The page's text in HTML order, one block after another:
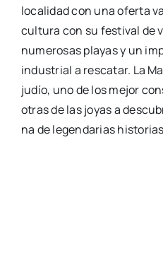
loca­li­dad con una ofer­ta
cul­tu­ra con su fes­ti­val de
nume­ro­sas pla­yas y un
indus­trial a res­ca­tar. La
judío, uno de los mejor
otras de las joyas a
na de legen­da­rias